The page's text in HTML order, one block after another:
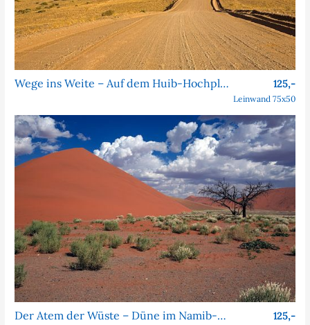
Wege ins Weite – Auf dem Huib-Hochplateau in Namibia 125,-
Leinwand 75x50
Der Atem der Wüste – Düne im Namib-Naukluft-Park 125,-